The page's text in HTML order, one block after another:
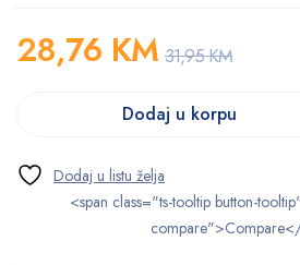
31,95KM
28,76 KM
Dodaj u korpu
<span class="ts-tooltip button-